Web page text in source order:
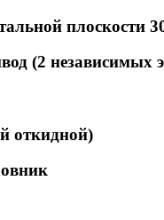
плоскости
(2 независимых
откидной)